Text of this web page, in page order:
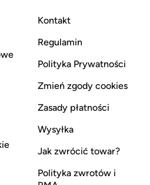
Kontakt
Regulamin
Polityka Prywatności
Zmień zgody cookies
Zasady płatności
Wysyłka
Jak zwrócić towar?
Polityka zwrotów i